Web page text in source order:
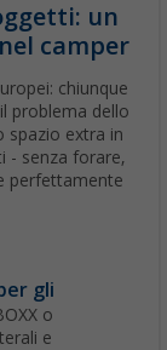
un
camper
chiunque
problema dello
spazio extra in
- senza forare,
perfettamente
gli
o
e